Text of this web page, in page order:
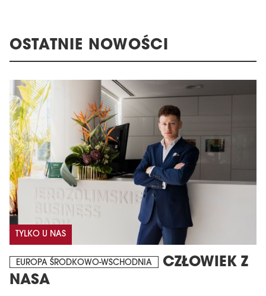
OSTATNIE NOWOŚCI
TYLKO U NAS
EUROPA ŚRODKOWO-WSCHODNIA
CZŁOWIEK Z
NASA